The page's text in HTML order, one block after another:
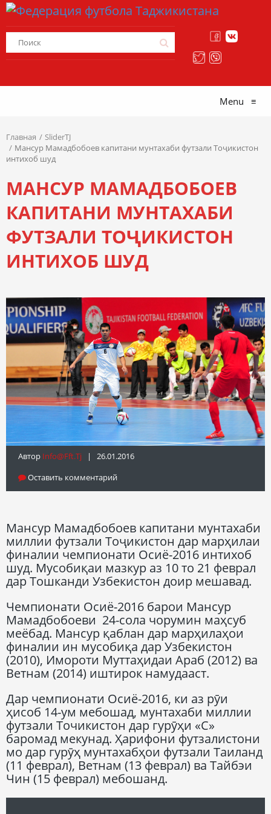
Menu ≡
Главная
SliderTJ
Мансур Мамадбобоев капитани мунтахаби футзали Тоҷикистон
интихоб шуд
МАНСУР МАМАДБОБОЕВ
КАПИТАНИ МУНТАХАБИ
ФУТЗАЛИ ТОҶИКИСТОН
ИНТИХОБ ШУД
Автор Info@fft.tj | 26.01.2016
Оставить комментарий
Мансур Мамадбобоев капитани мунтахаби
миллии футзали Тоҷикистон дар марҳилаи
финалии чемпионати Осиё-2016 интихоб
шуд. Мусобиқаи мазкур аз 10 то 21 феврал
дар Тошканди Узбекистон доир мешавад.
Чемпионати Осиё-2016 барои Мансур
Мамадбобоеви 24-сола чорумин маҳсуб
меёбад. Мансур қаблан дар марҳилаҳои
финалии ин мусобиқа дар Узбекистон
(2010), Имороти Муттаҳидаи Араб (2012) ва
Ветнам (2014) иштирок намудааст.
Дар чемпионати Осиё-2016, ки аз рӯи
ҳисоб 14-ум мебошад, мунтахаби миллии
футзали Точикистон дар гурӯҳи «С»
баромад мекунад. Ҳарифони футзалистони
мо дар гурӯҳ мунтахабҳои футзали Таиланд
(11 феврал), Ветнам (13 феврал) ва Тайбэи
Чин (15 феврал) мебошанд.